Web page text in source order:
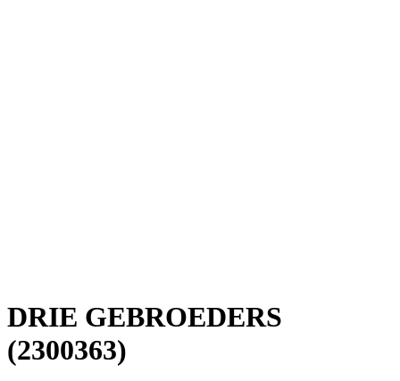
DRIE GEBROEDERS
(2300363)